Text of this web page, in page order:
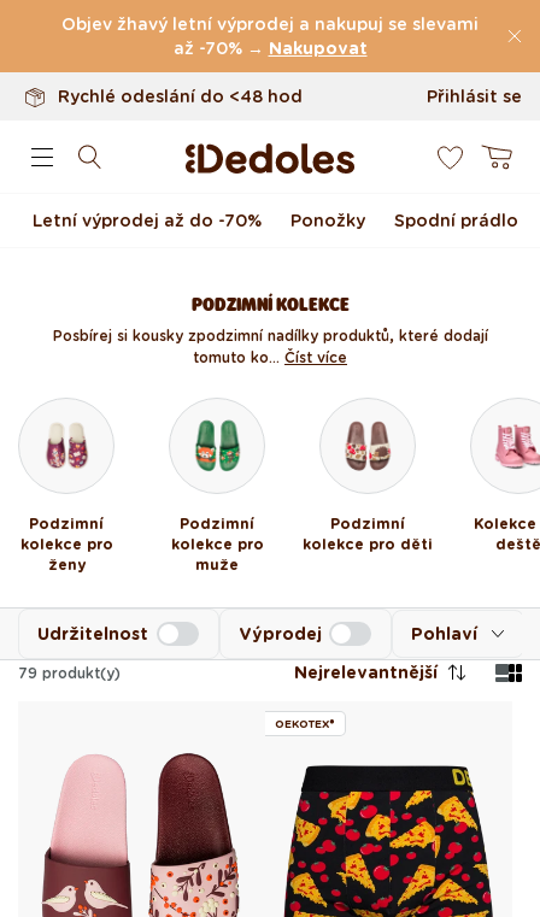
Přejít k obsahu
Objev žhavý letní výprodej a nakupuj se slevami
až -70% → Nakupovat
Originální design navržený u nás
Rychlé odeslání do <48 hod Přihlásit se
Košík
Letní výprodej až do -70% Ponožky Spodní prádlo
PODZIMNÍ KOLEKCE
Posbírej si kousky z podzimní nadílky produktů, které dodají
tomuto ko... Číst více
Podzimní
kolekce pro
ženy
Podzimní
kolekce pro
muže
Podzimní
kolekce pro děti
deště
Pohlaví
Udržitelnost Výprodej
79 produkt(y) Nejrelevantnější
OEKOTEX®